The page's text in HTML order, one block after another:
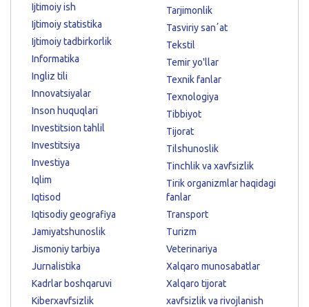
Ijtimoiy ish
Ijtimoiy statistika
Ijtimoiy tadbirkorlik
Informatika
Ingliz tili
Innovatsiyalar
Inson huquqlari
Investitsion tahlil
Investitsiya
Investiya
Iqlim
Iqtisod
Iqtisodiy geografiya
Jamiyatshunoslik
Jismoniy tarbiya
Jurnalistika
Kadrlar boshqaruvi
Kiberxavfsizlik
Tarjimonlik
Tasviriy sanʼat
Tekstil
Temir yo'llar
Texnik fanlar
Texnologiya
Tibbiyot
Tijorat
Tilshunoslik
Tinchlik va xavfsizlik
Tirik organizmlar haqidagi
fanlar
Transport
Turizm
Veterinariya
Xalqaro munosabatlar
Xalqaro tijorat
xavfsizlik va rivojlanish